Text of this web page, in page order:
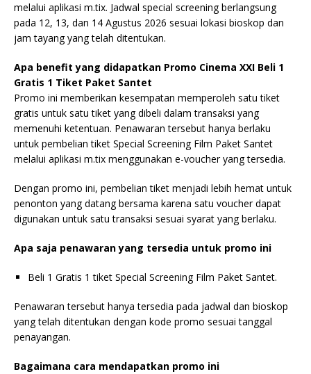
melalui aplikasi m.tix. Jadwal special screening berlangsung
pada 12, 13, dan 14 Agustus 2026 sesuai lokasi bioskop dan
jam tayang yang telah ditentukan.
Apa benefit yang didapatkan Promo Cinema XXI Beli 1
Gratis 1 Tiket Paket Santet
Promo ini memberikan kesempatan memperoleh satu tiket
gratis untuk satu tiket yang dibeli dalam transaksi yang
memenuhi ketentuan. Penawaran tersebut hanya berlaku
untuk pembelian tiket Special Screening Film Paket Santet
melalui aplikasi m.tix menggunakan e-voucher yang tersedia.
Dengan promo ini, pembelian tiket menjadi lebih hemat untuk
penonton yang datang bersama karena satu voucher dapat
digunakan untuk satu transaksi sesuai syarat yang berlaku.
Apa saja penawaran yang tersedia untuk promo ini
Beli 1 Gratis 1 tiket Special Screening Film Paket Santet.
Penawaran tersebut hanya tersedia pada jadwal dan bioskop
yang telah ditentukan dengan kode promo sesuai tanggal
penayangan.
Bagaimana cara mendapatkan promo ini